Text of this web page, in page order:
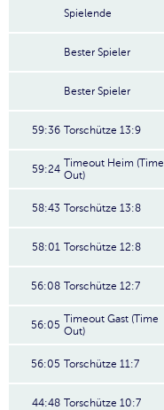
Spielende
Bester Spieler
Bester Spieler
59:36 Torschütze 13:9
59:24 Timeout Heim (Time
Out)
58:43 Torschütze 13:8
58:01 Torschütze 12:8
56:08 Torschütze 12:7
56:05 Timeout Gast (Time
Out)
56:05 Torschütze 11:7
44:48 Torschütze 10:7